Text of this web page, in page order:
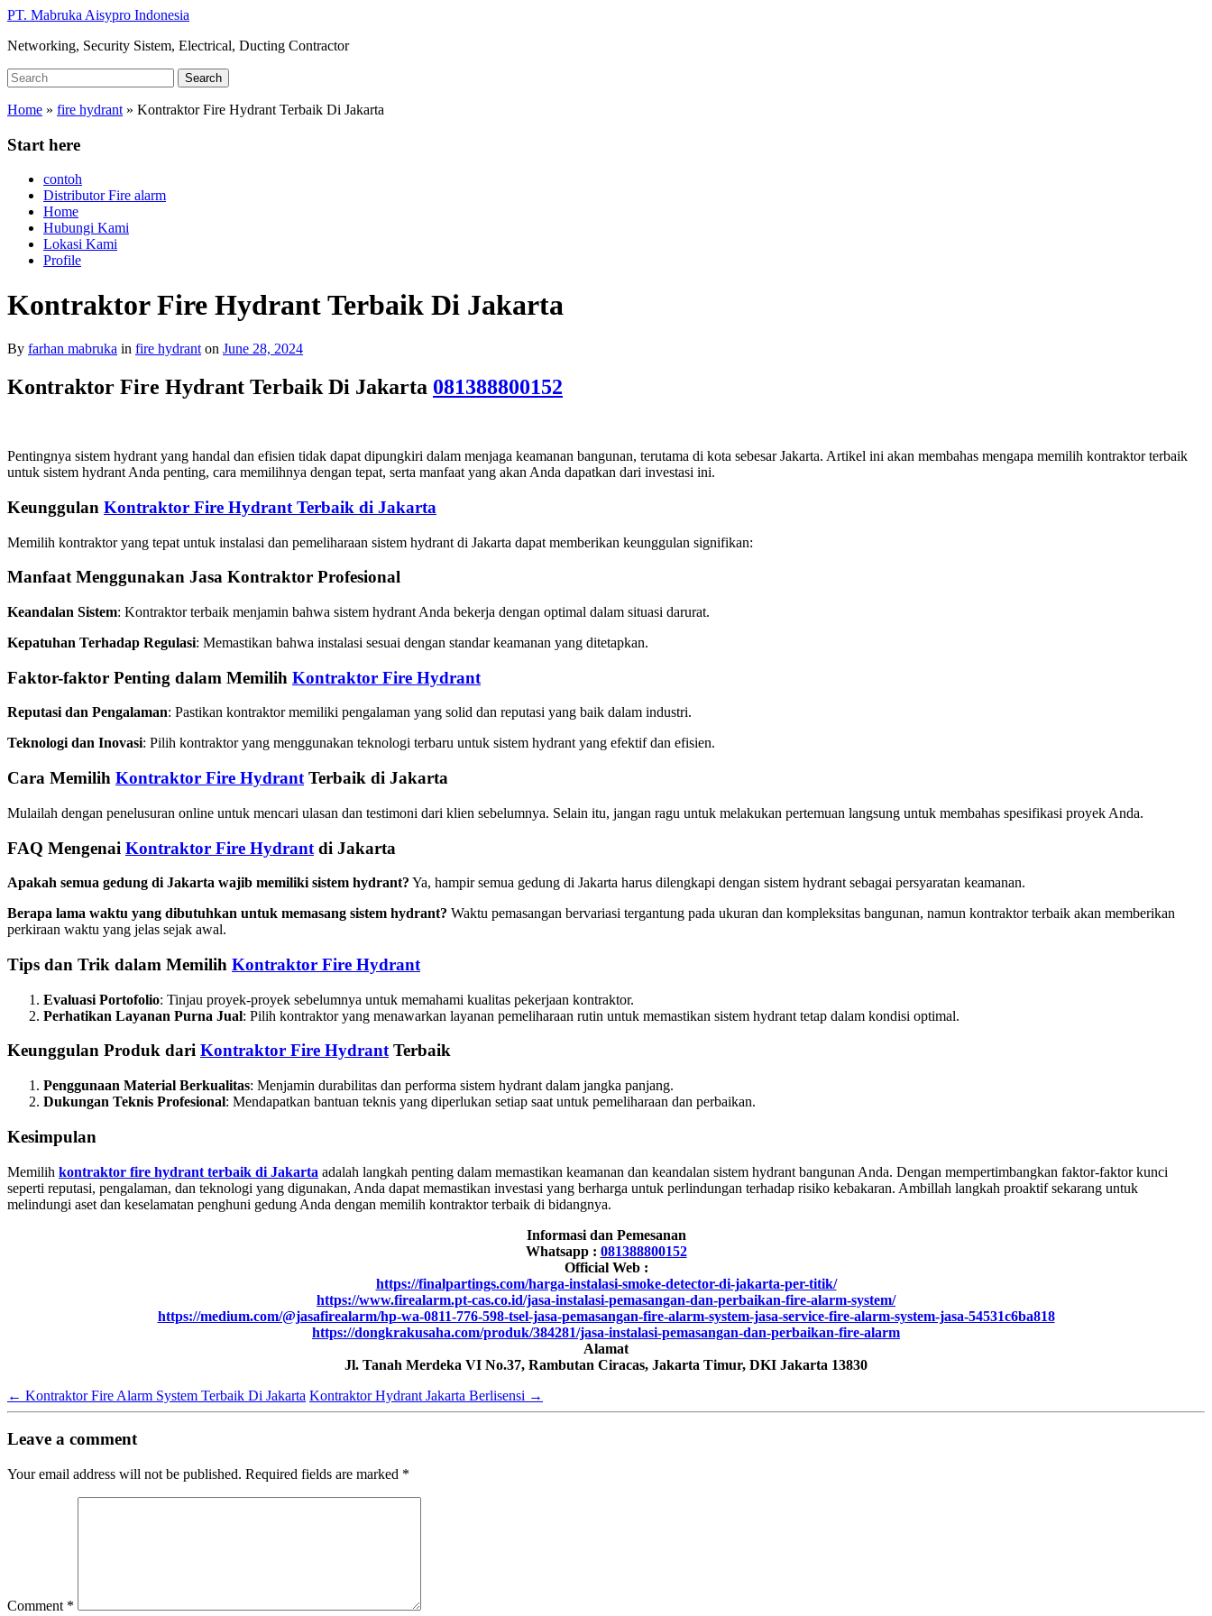
Skip
main
PT. Mabruka Aisypro Indonesia
Networking, Security Sistem, Electrical, Ducting Contractor
Search
for:
Search
Home » fire hydrant » Kontraktor Fire Hydrant Terbaik Di Jakarta
Start here
contoh
Distributor Fire alarm
Home
Hubungi Kami
Lokasi Kami
Profile
Kontraktor Fire Hydrant Terbaik Di Jakarta
By farhan mabruka in fire hydrant on June 28, 2024
Kontraktor Fire Hydrant Terbaik Di Jakarta 081388800152
Pentingnya sistem hydrant yang handal dan efisien tidak dapat dipungkiri dalam menjaga keamanan bangunan, terutama di kota sebesar Jakarta. Artikel ini akan membahas mengapa memilih kontraktor terbaik
untuk sistem hydrant Anda penting, cara memilihnya dengan tepat, serta manfaat yang akan Anda dapatkan dari investasi ini.
Keunggulan Kontraktor Fire Hydrant Terbaik di Jakarta
Memilih kontraktor yang tepat untuk instalasi dan pemeliharaan sistem hydrant di Jakarta dapat memberikan keunggulan signifikan:
Manfaat Menggunakan Jasa Kontraktor Profesional
Keandalan Sistem: Kontraktor terbaik menjamin bahwa sistem hydrant Anda bekerja dengan optimal dalam situasi darurat.
Kepatuhan Terhadap Regulasi: Memastikan bahwa instalasi sesuai dengan standar keamanan yang ditetapkan.
Faktor-faktor Penting dalam Memilih Kontraktor Fire Hydrant
Reputasi dan Pengalaman: Pastikan kontraktor memiliki pengalaman yang solid dan reputasi yang baik dalam industri.
Teknologi dan Inovasi: Pilih kontraktor yang menggunakan teknologi terbaru untuk sistem hydrant yang efektif dan efisien.
Cara Memilih Kontraktor Fire Hydrant Terbaik di Jakarta
Mulailah dengan penelusuran online untuk mencari ulasan dan testimoni dari klien sebelumnya. Selain itu, jangan ragu untuk melakukan pertemuan langsung untuk membahas spesifikasi proyek Anda.
FAQ Mengenai Kontraktor Fire Hydrant di Jakarta
Apakah semua gedung di Jakarta wajib memiliki sistem hydrant? Ya, hampir semua gedung di Jakarta harus dilengkapi dengan sistem hydrant sebagai persyaratan keamanan.
Berapa lama waktu yang dibutuhkan untuk memasang sistem hydrant? Waktu pemasangan bervariasi tergantung pada ukuran dan kompleksitas bangunan, namun kontraktor terbaik akan memberikan
perkiraan waktu yang jelas sejak awal.
Tips dan Trik dalam Memilih Kontraktor Fire Hydrant
Evaluasi Portofolio: Tinjau proyek-proyek sebelumnya untuk memahami kualitas pekerjaan kontraktor.
Perhatikan Layanan Purna Jual: Pilih kontraktor yang menawarkan layanan pemeliharaan rutin untuk memastikan sistem hydrant tetap dalam kondisi optimal.
Keunggulan Produk dari Kontraktor Fire HydrantTerbaik
Penggunaan Material Berkualitas: Menjamin durabilitas dan performa sistem hydrant dalam jangka panjang.
Dukungan Teknis Profesional: Mendapatkan bantuan teknis yang diperlukan setiap saat untuk pemeliharaan dan perbaikan.
Kesimpulan
Memilih kontraktor fire hydrant terbaik di Jakarta adalah langkah penting dalam memastikan keamanan dan keandalan sistem hydrant bangunan Anda. Dengan mempertimbangkan faktor-faktor kunci
seperti reputasi, pengalaman, dan teknologi yang digunakan, Anda dapat memastikan investasi yang berharga untuk perlindungan terhadap risiko kebakaran. Ambillah langkah proaktif sekarang untuk
melindungi aset dan keselamatan penghuni gedung Anda dengan memilih kontraktor terbaik di bidangnya.
Informasi dan Pemesanan
Whatsapp : 081388800152
Official Web :
https://finalpartings.com/harga-instalasi-smoke-detector-di-jakarta-per-titik/
https://www.firealarm.pt-cas.co.id/jasa-instalasi-pemasangan-dan-perbaikan-fire-alarm-system/
https://medium.com/@jasafirealarm/hp-wa-0811-776-598-tsel-jasa-pemasangan-fire-alarm-system-jasa-service-fire-alarm-system-jasa-54531c6ba818
https://dongkrakusaha.com/produk/384281/jasa-instalasi-pemasangan-dan-perbaikan-fire-alarm
Alamat
Jl. Tanah Merdeka VI No.37, Rambutan Ciracas, Jakarta Timur, DKI Jakarta 13830
← Kontraktor Fire Alarm System Terbaik Di Jakarta Kontraktor Hydrant Jakarta Berlisensi →
Leave a comment
Your email address will not be published. Required fields are marked *
Comment *